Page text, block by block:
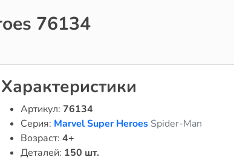
76134
Характеристики
Артикул: 76134
Серия: Marvel Super Heroes Spider-Man
Возраст: 4+
Деталей: 150 шт.